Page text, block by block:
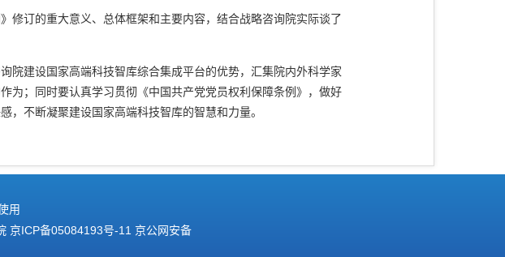
修订的重大意义、总体框架和主要内容，结合战略咨询院实际谈了
院建设国家高端科技智库综合集成平台的优势，汇集院内外科学家
为；同时要认真学习贯彻《中国共产党党员权利保障条例》，做好
，不断凝聚建设国家高端科技智库的智慧和力量。
用
京ICP备05084193号-11 京公网安备